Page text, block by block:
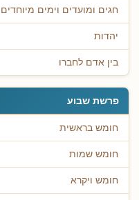
חגים ומועדים וימים מיוחדים
יהדות
בין אדם לחברו
פרשת שבוע
חומש בראשית
חומש שמות
חומש ויקרא